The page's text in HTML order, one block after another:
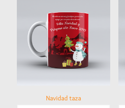
Navidad taza